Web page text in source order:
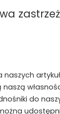
naszych
do